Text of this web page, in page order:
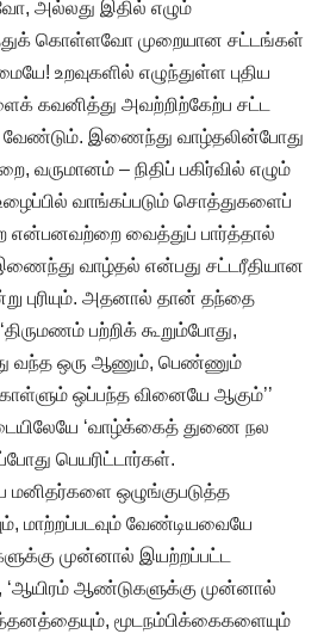
அல்லது இதில் எழும்
கொள்ளவோ முறையான சட்டங்கள்
உறவுகளில் எழுந்துள்ள புதிய
கவனித்து அவற்றிற்கேற்ப சட்ட
வேண்டும். இணைந்து வாழ்தலின்போது
வருமானம் – நிதிப் பகிர்வில் எழும்
வாங்கப்படும் சொத்துகளைப்
என்பனவற்றை வைத்துப் பார்த்தால்
வாழ்தல் என்பது சட்டரீதியான
புரியும். அதனால் தான் தந்தை
பற்றிக் கூறும்போது,
வந்த ஒரு ஆணும், பெண்ணும்
ஒப்பந்த வினையே ஆகும்’’
‘வாழ்க்கைத் துணை நல
பெயரிட்டார்கள்.
மனிதர்களை ஒழுங்குபடுத்த
மாற்றப்படவும் வேண்டியவையே
முன்னால் இயற்றப்பட்ட
‘ஆயிரம் ஆண்டுகளுக்கு முன்னால்
மூடநம்பிக்கைகளையும்